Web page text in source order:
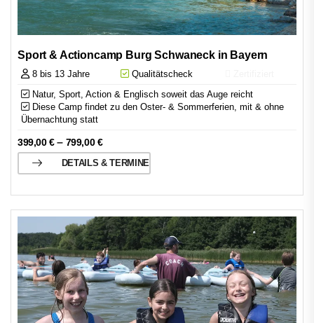
Sport & Actioncamp Burg Schwaneck in Bayern
8 bis 13 Jahre Qualitätscheck
Natur, Sport, Action & Englisch soweit das Auge reicht
Diese Camp findet zu den Oster- & Sommerferien, mit & ohne
Übernachtung statt
399,00€– 799,00€
DETAILS & TERMINE